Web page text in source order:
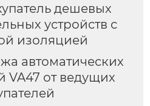
дешевых
устройств с
изоляцией
автоматических
VA47 от ведущих